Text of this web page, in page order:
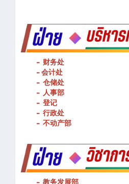
- 财务处
-会计处
- 仓储处
- 人事部
- 登记
- 行政处
- 不动产部